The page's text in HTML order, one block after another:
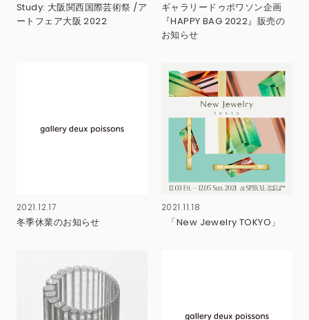
Study: 大阪関西国際芸術祭 /ア
ートフェア大阪 2022
ギャラリードゥポワソン企画
『HAPPY BAG 2022』販売の
お知らせ
2021.12.17
冬季休業のお知らせ
2021.11.18
「New Jewelry TOKYO」